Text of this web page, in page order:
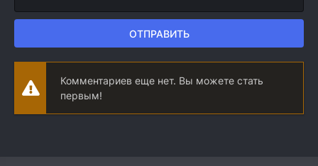
ОТПРАВИТЬ
Комментариев еще нет. Вы можете стать
первым!